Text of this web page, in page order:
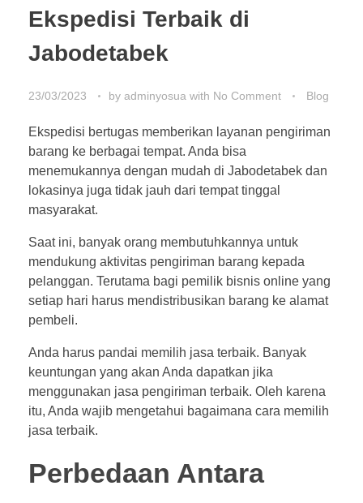
Ekspedisi Terbaik di
Jabodetabek
23/03/2023 by adminyosua with No Comment Blog
Ekspedisi bertugas memberikan layanan pengiriman
barang ke berbagai tempat. Anda bisa
menemukannya dengan mudah di Jabodetabek dan
lokasinya juga tidak jauh dari tempat tinggal
masyarakat.
Saat ini, banyak orang membutuhkannya untuk
mendukung aktivitas pengiriman barang kepada
pelanggan. Terutama bagi pemilik bisnis online yang
setiap hari harus mendistribusikan barang ke alamat
pembeli.
Anda harus pandai memilih jasa terbaik. Banyak
keuntungan yang akan Anda dapatkan jika
menggunakan jasa pengiriman terbaik. Oleh karena
itu, Anda wajib mengetahui bagaimana cara memilih
jasa terbaik.
Perbedaan Antara